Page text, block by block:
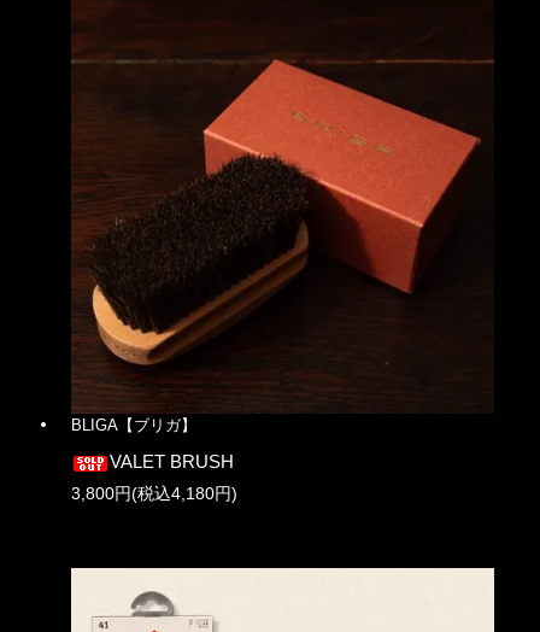
BLIGA【ブリガ】
VALET BRUSH
3,800円(税込4,180円)